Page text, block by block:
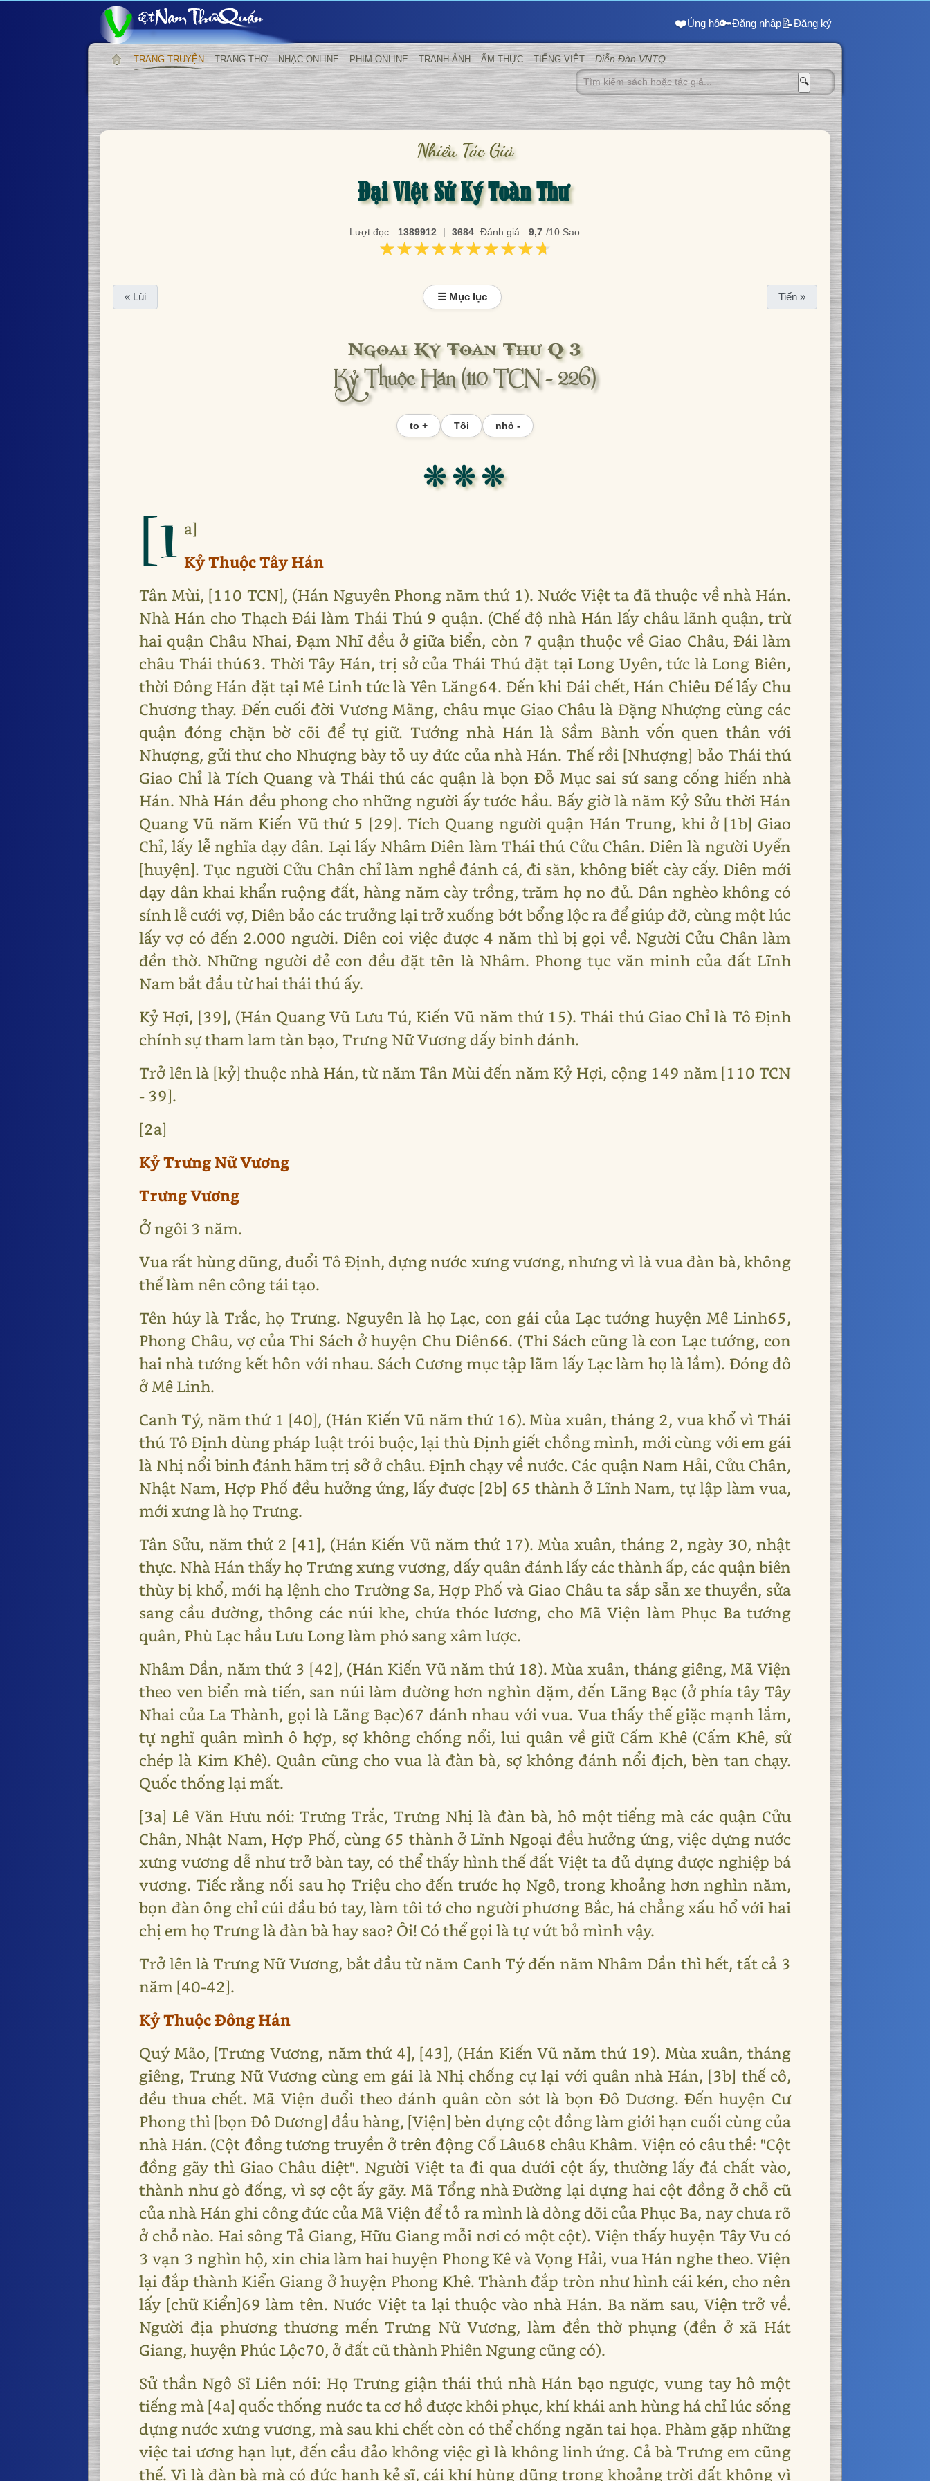
❤️Ủng hộ🔑Đăng nhập📝Đăng ký
TRANG TRUYỆN TRANG THƠ NHẠC ONLINE PHIM ONLINE TRANH ẢNH ẨM THỰC TIẾNG VIỆT Diễn Đàn VNTQ
🔍
Nhiều Tác Giả
Đại Việt Sử Ký Toàn Thư
Lượt đọc: 1389912 | 3684 Đánh giá: 9,7 /10 Sao
★★★★★★★★★★
★★★★★★★★★★
« Lùi ☰ Mục lục Tiến »
Ngoại Kỷ Toàn Thư Q 3
Kỷ Thuộc Hán (110 TCN - 226)
to + Tối nhỏ -
❊ ❊ ❊
[1 a]
Kỷ Thuộc Tây Hán
Tân Mùi, [110 TCN], (Hán Nguyên Phong năm thứ 1). Nước Việt ta đã thuộc về nhà Hán.
Nhà Hán cho Thạch Đái làm Thái Thú 9 quận. (Chế độ nhà Hán lấy châu lãnh quận, trừ
hai quận Châu Nhai, Đạm Nhĩ đều ở giữa biển, còn 7 quận thuộc về Giao Châu, Đái làm
châu Thái thú63. Thời Tây Hán, trị sở của Thái Thú đặt tại Long Uyên, tức là Long Biên,
thời Đông Hán đặt tại Mê Linh tức là Yên Lăng64. Đến khi Đái chết, Hán Chiêu Đế lấy Chu
Chương thay. Đến cuối đời Vương Mãng, châu mục Giao Châu là Đặng Nhượng cùng các
quận đóng chặn bờ cõi để tự giữ. Tướng nhà Hán là Sầm Bành vốn quen thân với
Nhượng, gửi thư cho Nhượng bày tỏ uy đức của nhà Hán. Thế rồi [Nhượng] bảo Thái thú
Giao Chỉ là Tích Quang và Thái thú các quận là bọn Đỗ Mục sai sứ sang cống hiến nhà
Hán. Nhà Hán đều phong cho những người ấy tước hầu. Bấy giờ là năm Kỷ Sửu thời Hán
Quang Vũ năm Kiến Vũ thứ 5 [29]. Tích Quang người quận Hán Trung, khi ở [1b] Giao
Chỉ, lấy lễ nghĩa dạy dân. Lại lấy Nhâm Diên làm Thái thú Cửu Chân. Diên là người Uyển
[huyện]. Tục người Cửu Chân chỉ làm nghề đánh cá, đi săn, không biết cày cấy. Diên mới
dạy dân khai khẩn ruộng đất, hàng năm cày trồng, trăm họ no đủ. Dân nghèo không có
sính lễ cưới vợ, Diên bảo các trưởng lại trở xuống bớt bổng lộc ra để giúp đỡ, cùng một lúc
lấy vợ có đến 2.000 người. Diên coi việc được 4 năm thì bị gọi về. Người Cửu Chân làm
đền thờ. Những người đẻ con đều đặt tên là Nhâm. Phong tục văn minh của đất Lĩnh
Nam bắt đầu từ hai thái thú ấy.
Kỷ Hợi, [39], (Hán Quang Vũ Lưu Tú, Kiến Vũ năm thứ 15). Thái thú Giao Chỉ là Tô Định
chính sự tham lam tàn bạo, Trưng Nữ Vương dấy binh đánh.
Trở lên là [kỷ] thuộc nhà Hán, từ năm Tân Mùi đến năm Kỷ Hợi, cộng 149 năm [110 TCN
- 39].
[2a]
Kỷ Trưng Nữ Vương
Trưng Vương
Ở ngôi 3 năm.
Vua rất hùng dũng, đuổi Tô Định, dựng nước xưng vương, nhưng vì là vua đàn bà, không
thể làm nên công tái tạo.
Tên húy là Trắc, họ Trưng. Nguyên là họ Lạc, con gái của Lạc tướng huyện Mê Linh65,
Phong Châu, vợ của Thi Sách ở huyện Chu Diên66. (Thi Sách cũng là con Lạc tướng, con
hai nhà tướng kết hôn với nhau. Sách Cương mục tập lãm lấy Lạc làm họ là lầm). Đóng đô
ở Mê Linh.
Canh Tý, năm thứ 1 [40], (Hán Kiến Vũ năm thứ 16). Mùa xuân, tháng 2, vua khổ vì Thái
thú Tô Định dùng pháp luật trói buộc, lại thù Định giết chồng mình, mới cùng với em gái
là Nhị nổi binh đánh hãm trị sở ở châu. Định chạy về nước. Các quận Nam Hải, Cửu Chân,
Nhật Nam, Hợp Phố đều hưởng ứng, lấy được [2b] 65 thành ở Lĩnh Nam, tự lập làm vua,
mới xưng là họ Trưng.
Tân Sửu, năm thứ 2 [41], (Hán Kiến Vũ năm thứ 17). Mùa xuân, tháng 2, ngày 30, nhật
thực. Nhà Hán thấy họ Trưng xưng vương, dấy quân đánh lấy các thành ấp, các quận biên
thùy bị khổ, mới hạ lệnh cho Trường Sa, Hợp Phố và Giao Châu ta sắp sẵn xe thuyền, sửa
sang cầu đường, thông các núi khe, chứa thóc lương, cho Mã Viện làm Phục Ba tướng
quân, Phù Lạc hầu Lưu Long làm phó sang xâm lược.
Nhâm Dần, năm thứ 3 [42], (Hán Kiến Vũ năm thứ 18). Mùa xuân, tháng giêng, Mã Viện
theo ven biển mà tiến, san núi làm đường hơn nghìn dặm, đến Lãng Bạc (ở phía tây Tây
Nhai của La Thành, gọi là Lãng Bạc)67 đánh nhau với vua. Vua thấy thế giặc mạnh lắm,
tự nghĩ quân mình ô hợp, sợ không chống nổi, lui quân về giữ Cấm Khê (Cấm Khê, sử
chép là Kim Khê). Quân cũng cho vua là đàn bà, sợ không đánh nổi địch, bèn tan chạy.
Quốc thống lại mất.
[3a] Lê Văn Hưu nói: Trưng Trắc, Trưng Nhị là đàn bà, hô một tiếng mà các quận Cửu
Chân, Nhật Nam, Hợp Phố, cùng 65 thành ở Lĩnh Ngoại đều hưởng ứng, việc dựng nước
xưng vương dễ như trở bàn tay, có thể thấy hình thế đất Việt ta đủ dựng được nghiệp bá
vương. Tiếc rằng nối sau họ Triệu cho đến trước họ Ngô, trong khoảng hơn nghìn năm,
bọn đàn ông chỉ cúi đầu bó tay, làm tôi tớ cho người phương Bắc, há chẳng xấu hổ với hai
chị em họ Trưng là đàn bà hay sao? Ôi! Có thể gọi là tự vứt bỏ mình vậy.
Trở lên là Trưng Nữ Vương, bắt đầu từ năm Canh Tý đến năm Nhâm Dần thì hết, tất cả 3
năm [40-42].
Kỷ Thuộc Đông Hán
Quý Mão, [Trưng Vương, năm thứ 4], [43], (Hán Kiến Vũ năm thứ 19). Mùa xuân, tháng
giêng, Trưng Nữ Vương cùng em gái là Nhị chống cự lại với quân nhà Hán, [3b] thế cô,
đều thua chết. Mã Viện đuổi theo đánh quân còn sót là bọn Đô Dương. Đến huyện Cư
Phong thì [bọn Đô Dương] đầu hàng, [Viện] bèn dựng cột đồng làm giới hạn cuối cùng của
nhà Hán. (Cột đồng tương truyền ở trên động Cổ Lâu68 châu Khâm. Viện có câu thề: "Cột
đồng gãy thì Giao Châu diệt". Người Việt ta đi qua dưới cột ấy, thường lấy đá chất vào,
thành như gò đống, vì sợ cột ấy gãy. Mã Tổng nhà Đường lại dựng hai cột đồng ở chỗ cũ
của nhà Hán ghi công đức của Mã Viện để tỏ ra mình là dòng dõi của Phục Ba, nay chưa rõ
ở chỗ nào. Hai sông Tả Giang, Hữu Giang mỗi nơi có một cột). Viện thấy huyện Tây Vu có
3 vạn 3 nghìn hộ, xin chia làm hai huyện Phong Kê và Vọng Hải, vua Hán nghe theo. Viện
lại đắp thành Kiển Giang ở huyện Phong Khê. Thành đắp tròn như hình cái kén, cho nên
lấy [chữ Kiển]69 làm tên. Nước Việt ta lại thuộc vào nhà Hán. Ba năm sau, Viện trở về.
Người địa phương thương mến Trưng Nữ Vương, làm đền thờ phụng (đền ở xã Hát
Giang, huyện Phúc Lộc70, ở đất cũ thành Phiên Ngung cũng có).
Sử thần Ngô Sĩ Liên nói: Họ Trưng giận thái thú nhà Hán bạo ngược, vung tay hô một
tiếng mà [4a] quốc thống nước ta cơ hồ được khôi phục, khí khái anh hùng há chỉ lúc sống
dựng nước xưng vương, mà sau khi chết còn có thể chống ngăn tai họa. Phàm gặp những
việc tai ương hạn lụt, đến cầu đảo không việc gì là không linh ứng. Cả bà Trưng em cũng
thế. Vì là đàn bà mà có đức hạnh kẻ sĩ, cái khí hùng dũng trong khoảng trời đất không vì